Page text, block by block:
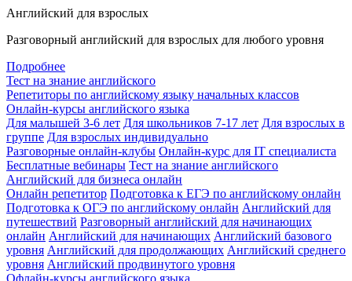
Английский для взрослых
Разговорный английский для взрослых для любого уровня
Подробнее
Тест на знание английского
Репетиторы по английскому языку начальных классов
Онлайн-курсы английского языка
Для малышей 3-6 лет Для школьников 7-17 лет Для взрослых в
группе Для взрослых индивидуально
Разговорные онлайн-клубы Онлайн-курс для IT специалиста
Бесплатные вебинары Тест на знание английского
Английский для бизнеса онлайн
Онлайн репетитор Подготовка к ЕГЭ по английскому онлайн
Подготовка к ОГЭ по английскому онлайн Английский для
путешествий Разговорный английский для начинающих
онлайн Английский для начинающих Английский базового
уровня Английский для продолжающих Английский среднего
уровня Английский продвинутого уровня
Офлайн-курсы английского языка